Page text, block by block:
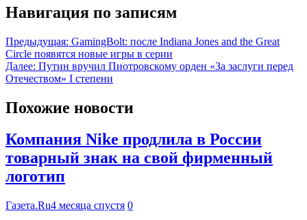
Навигация по записям
Предыдущая: GamingBolt: после Indiana Jones and the Great
Circle появятся новые игры в серии
Далее: Путин вручил Пиотровскому орден «За заслуги перед
Отечеством» I степени
Похожие новости
Компания Nike продлила в России
товарный знак на свой фирменный
логотип
Газета.Ru4 месяца спустя 0